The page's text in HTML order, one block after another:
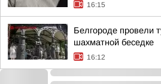
16:15
Белгороде провели
шахматной беседке
16:12